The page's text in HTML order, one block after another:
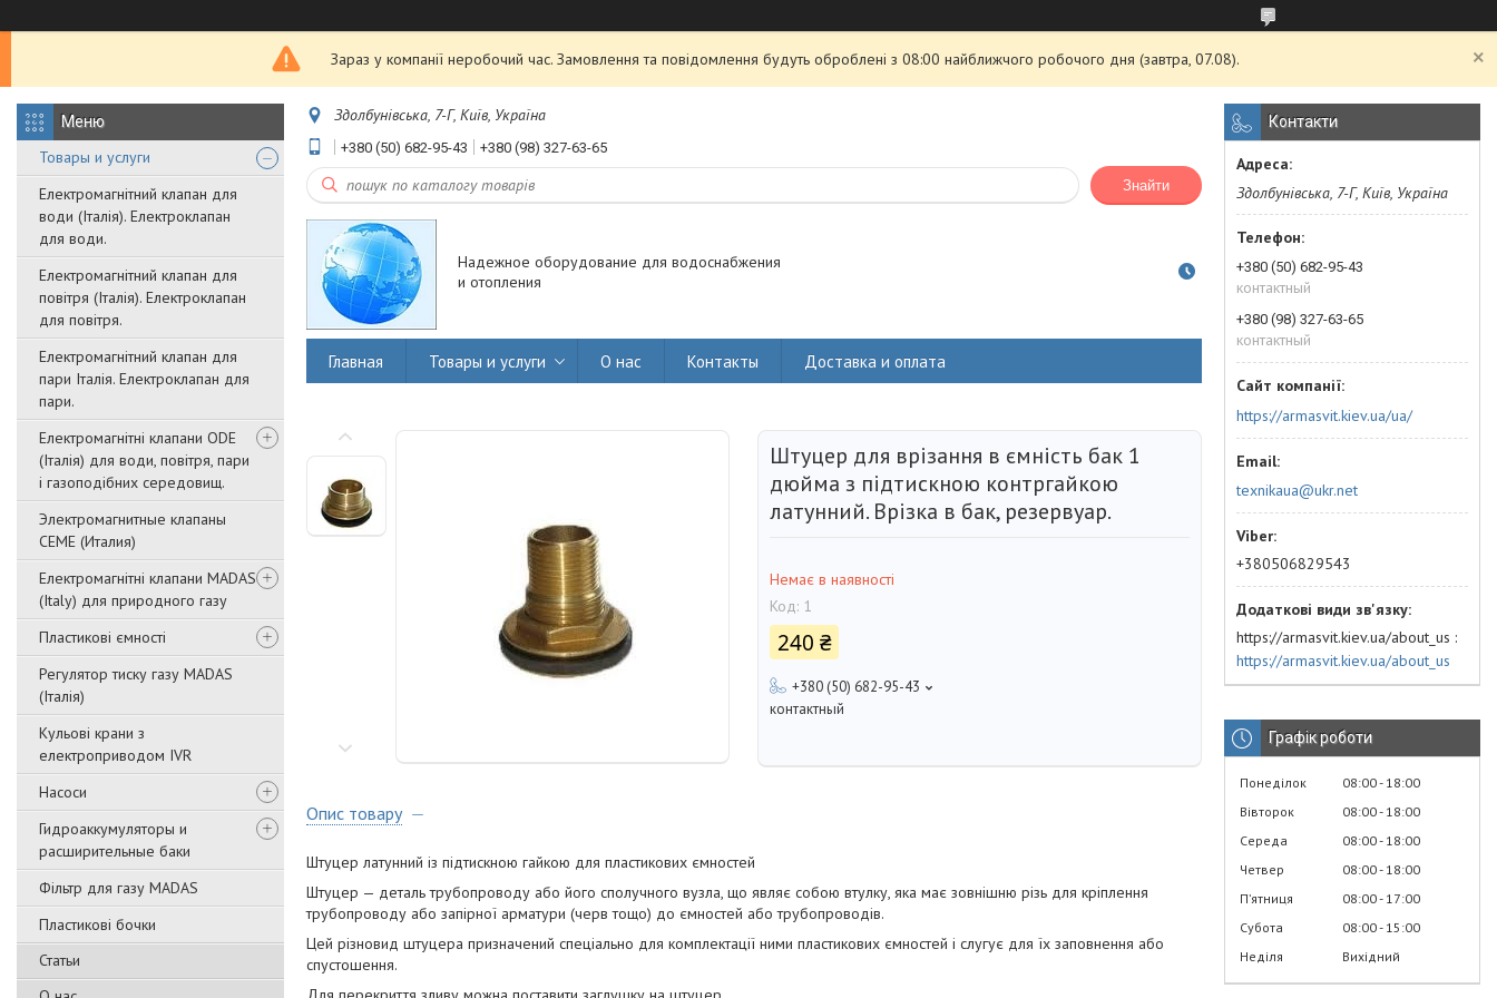
Зараз у компанії неробочий час. Замовлення та повідомлення будуть оброблені з 08:00 найближчого робочого дня (завтра, 07.08).
Товары и услуги
Електромагнітний клапан для
води (Італія). Електроклапан
для води.
Електромагнітний клапан для
повітря (Італія). Електроклапан
для повітря.
Електромагнітний клапан для
пари Італія. Електроклапан для
пари.
Електромагнітні клапани ODE
(Італія) для води, повітря, пари
і газоподібних середовищ.
Электромагнитные клапаны
CEME (Италия)
Електромагнітні клапани MADAS
(Italy) для природного газу
Пластикові ємності
Регулятор тиску газу MADAS
(Італія)
Кульові крани з
електроприводом IVR
Насоси
Гидроаккумуляторы и
расширительные баки
Фільтр для газу MADAS
Пластикові бочки
Статьи
Здолбунівська, 7-Г, Київ, Україна
+380 (50) 682-95-43 +380 (98) 327-63-65
Знайти
Надежное оборудование для водоснабжения
и отопления
Главная Товары и услуги О нас Контакты Доставка и оплата
Штуцер для врізання в ємність бак 1
дюйма з підтискною контргайкою
латунний. Врізка в бак, резервуар.
Немає в наявності
Код: 1
240 ₴
+380 (50) 682-95-43
контактный
Опис товару
Штуцер латунний із підтискною гайкою для пластикових ємностей
Штуцер — деталь трубопроводу або його сполучного вузла, що являє собою втулку, яка має зовнішню різь для кріплення
трубопроводу або запірної арматури (черв тощо) до ємностей або трубопроводів.
Цей різновид штуцера призначений спеціально для комплектації ними пластикових ємностей і слугує для їх заповнення або
спустошення.
Контакти
Здолбунівська, 7-Г, Київ, Україна
+380 (50) 682-95-43
контактный
+380 (98) 327-63-65
контактный
https://armasvit.kiev.ua/ua/
texnikaua@ukr.net
+380506829543
https://armasvit.kiev.ua/about_us
https://armasvit.kiev.ua/about_us
Графік роботи
Понеділок 08:00 18:00
Вівторок
08:00 18:00
Середа
08:00 18:00
Четвер
08:00 18:00
Пʼятниця
08:00 17:00
Субота
08:00 15:00
Неділя
Вихідний